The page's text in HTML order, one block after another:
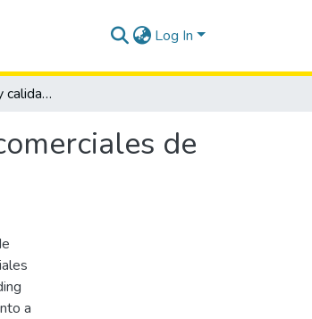
Log In
Employer branding y calidad de servicio en las MiPymes comerciales de la parroquia Santa Rosa, cantón Salinas, año 2023.
de
a